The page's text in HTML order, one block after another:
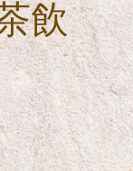
飲